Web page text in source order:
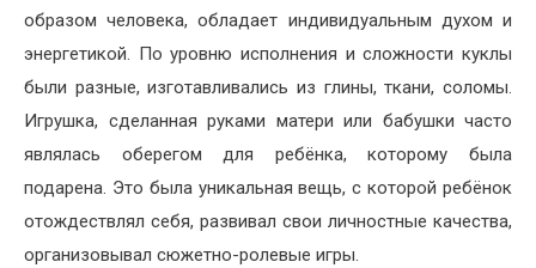
образом человека, обладает индивидуальным духом и
энергетикой. По уровню исполнения и сложности куклы
были разные, изготавливались из глины, ткани, соломы.
Игрушка, сделанная руками матери или бабушки часто
являлась оберегом для ребёнка, которому была
подарена. Это была уникальная вещь, с которой ребёнок
отождествлял себя, развивал свои личностные качества,
организовывал сюжетно-ролевые игры.